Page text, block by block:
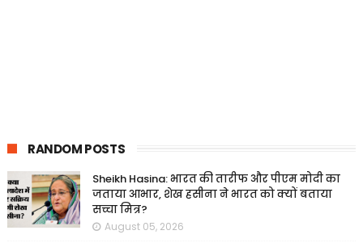
RANDOM POSTS
Sheikh Hasina: भारत की तारीफ और पीएम मोदी का
जताया आभार, शेख हसीना ने भारत को क्यों बताया
सच्चा मित्र?
August 05, 2026